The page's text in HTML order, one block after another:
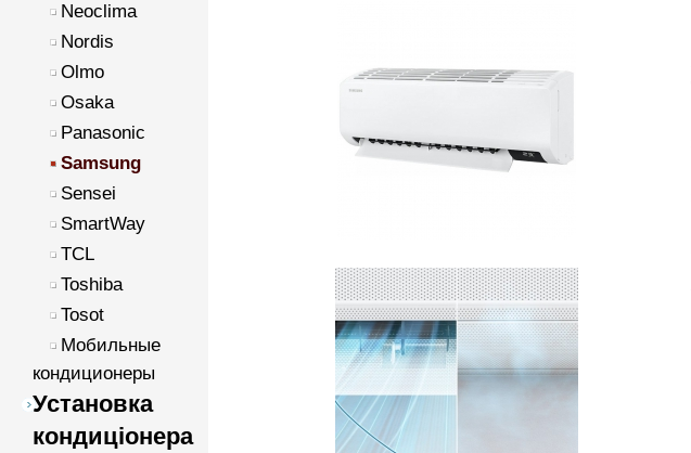
Neoclima
Nordis
Olmo
Osaka
Panasonic
Samsung
Sensei
SmartWay
TCL
Toshiba
Tosot
Мобильные
кондиционеры
Установка
кондиціонера